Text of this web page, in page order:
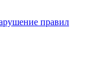
правил